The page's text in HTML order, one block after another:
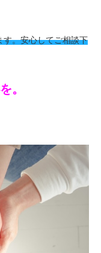
す。安心してご相談下
。